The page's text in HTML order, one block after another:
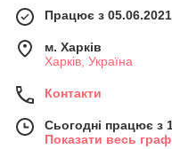
Працює з 05.06.2021
м. Харків
Харків, Україна
Контакти
Сьогодні працює з
Показати весь